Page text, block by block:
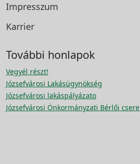
Impresszum
Karrier
További honlapok
Vegyél részt!
Józsefvárosi Lakásügynökség
Józsefvárosi lakáspályázato
Józsefvárosi Önkormányzati Bérlői csere